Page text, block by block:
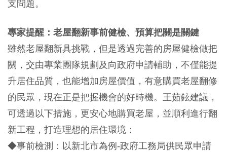
支問題。
專家提醒：老屋翻新事前健檢、預算把關是關鍵
雖然老屋翻新具挑戰，但是透過完善的房屋健檢做把
關，交由專業團隊規劃及向政府申請輔助，不僅能提
升居住品質，也能增加房屋價值，有意購買老屋翻修
的民眾，現在正是把握機會的好時機。王茹鉉建議，
可透過以下措施，更安心地購買老屋，並順利進行翻
新工程，打造理想的居住環境：
◆事前檢測：以新北市為例-政府工務局供民眾申請